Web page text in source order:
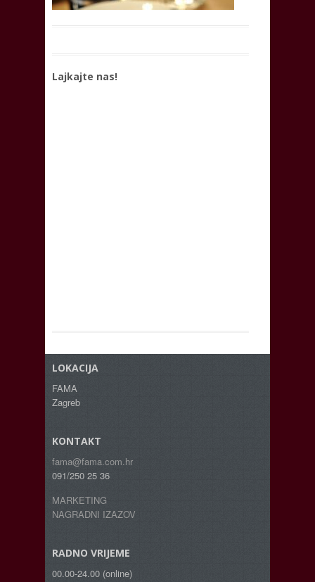
Lajkajte nas!
LOKACIJA
FAMA
Zagreb
KONTAKT
fama@fama.com.hr
091/250 25 36
MARKETING
NAGRADNI IZAZOV
RADNO VRIJEME
00.00-24.00 (online)